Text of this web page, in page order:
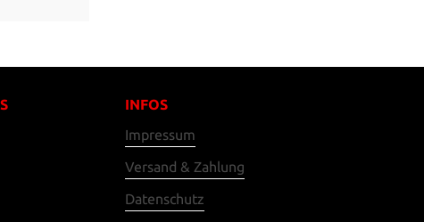
INFOS
Impressum
Versand & Zahlung
Datenschutz